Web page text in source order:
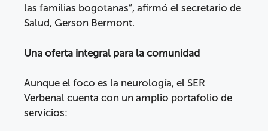
las familias bogotanas”, afirmó el secretario de
Salud, Gerson Bermont.
Una oferta integral para la comunidad
Aunque el foco es la neurología, el SER
Verbenal cuenta con un amplio portafolio de
servicios: